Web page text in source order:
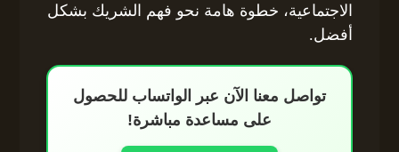
الاجتماعية، خطوة هامة نحو فهم الشريك بشكل
أفضل.
تواصل معنا الآن عبر الواتساب للحصول
على مساعدة مباشرة!